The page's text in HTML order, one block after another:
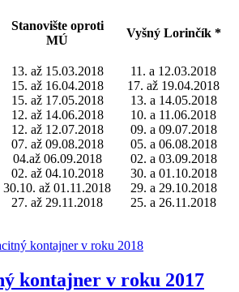
Stanovište oproti
MÚ
Vyšný Lorinčík *
13. až 15.03.2018
15. až 16.04.2018
15. až 17.05.2018
12. až 14.06.2018
12. až 12.07.2018
07. až 09.08.2018
04.až 06.09.2018
02. až 04.10.2018
30.10. až 01.11.2018
27. až 29.11.2018
11. a 12.03.2018
17. až 19.04.2018
13. a 14.05.2018
10. a 11.06.2018
09. a 09.07.2018
05. a 06.08.2018
02. a 03.09.2018
30. a 01.10.2018
29. a 29.10.2018
25. a 26.11.2018
kontajner v roku 2018
kontajner v roku 2017